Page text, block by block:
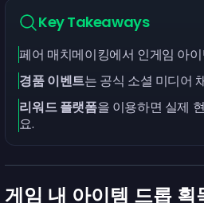
Key Takeaways
페어 매치메이킹에서 인게임 아
경품 이벤트는 공식 소셜 미디어
리워드 플랫폼을 이용하면 실제
요.
게임 내 아이템 드롭 획